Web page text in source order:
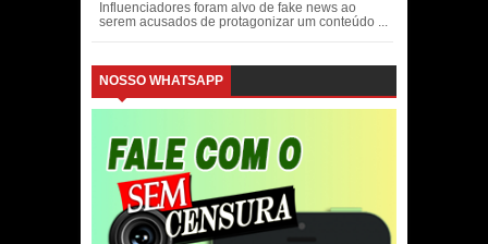
Influenciadores foram alvo de fake news ao
serem acusados de protagonizar um conteúdo ...
NOSSO WHATSAPP